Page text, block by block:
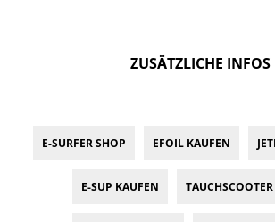
ZUSÄTZLICHE INFOS
E-SURFER SHOP EFOIL KAUFEN
E-SUP KAUFEN